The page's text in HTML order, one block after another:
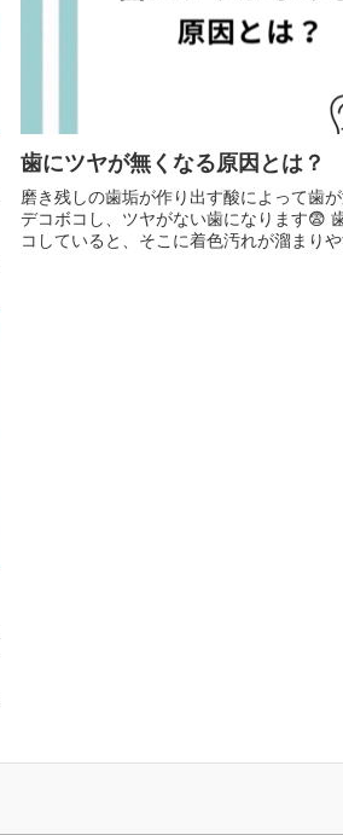
歯にツヤが無くなる原因とは？
磨き残しの歯垢が作り出す酸によって歯
デコボコし、ツヤがない歯になります😨 歯の表面がデコボ
コしていると、そこに着色汚れが溜まり